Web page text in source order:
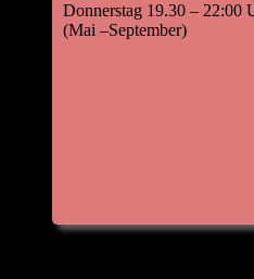
Donnerstag 19.30 – 22:00
(Mai –September)